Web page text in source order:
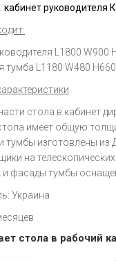
кабинет руководителя
L1800 W900
тумба L1180 W480 H660.
стола в кабинет
имеет общую
тумбы изготовлены из
на
и фасады тумбы
Украина
стола в рабочий